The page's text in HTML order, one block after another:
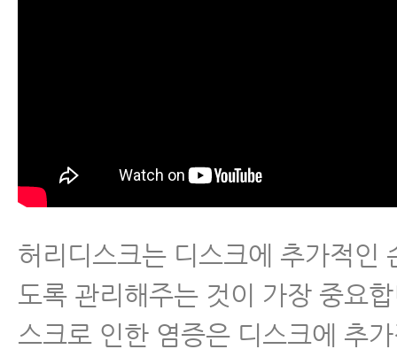
허리디스크는 디스크에 추가적인
도록 관리해주는 것이 가장 중요
스크로 인한 염증은 디스크에 추